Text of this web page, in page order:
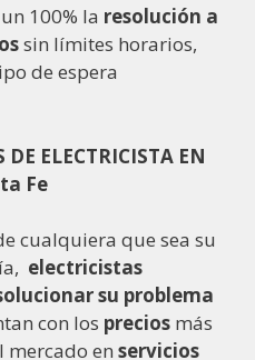
100% la resolución a
sin límites horarios,
de espera
DE ELECTRICISTA EN
Fe
cualquiera que sea su
electricistas
su problema
con los precios más
mercado en servicios